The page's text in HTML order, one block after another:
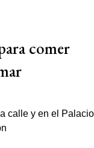
comer